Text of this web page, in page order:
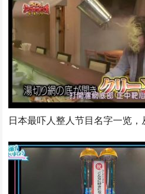
日本最吓人整人节目名字一览